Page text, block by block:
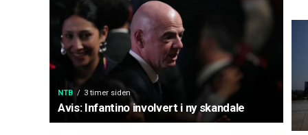
NTB 3 timer siden
Avis: Infantino involvert i ny skandale